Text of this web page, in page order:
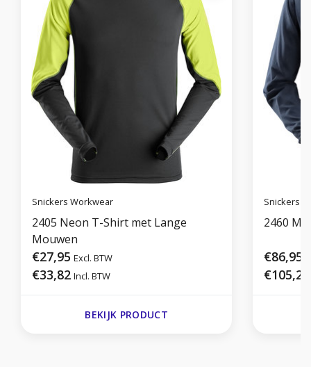
Snickers Workwear
2405 Neon T-Shirt met Lange
Mouwen
€27,95 Excl. BTW
€33,82 Incl. BTW
BEKIJK PRODUCT
Snickers
2460
€86,95
€105,21